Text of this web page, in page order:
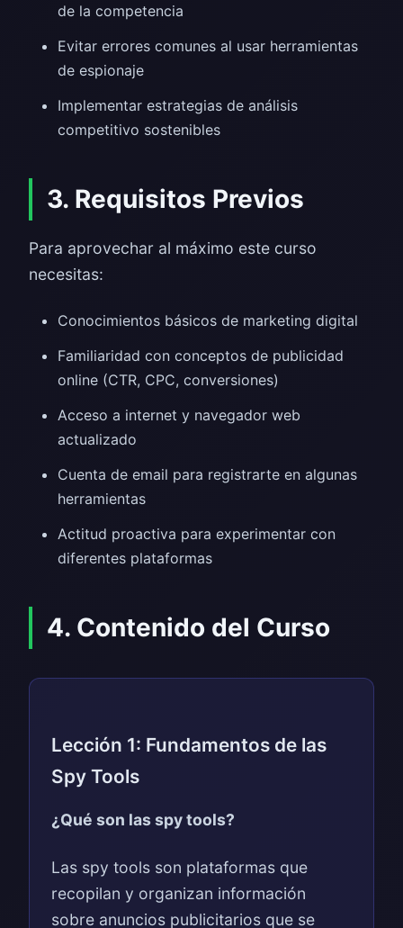
de la competencia
Evitar errores comunes al usar herramientas
de espionaje
Implementar estrategias de análisis
competitivo sostenibles
3. Requisitos Previos
Para aprovechar al máximo este curso
necesitas:
Conocimientos básicos de marketing digital
Familiaridad con conceptos de publicidad
online (CTR, CPC, conversiones)
Acceso a internet y navegador web
actualizado
Cuenta de email para registrarte en algunas
herramientas
Actitud proactiva para experimentar con
diferentes plataformas
4. Contenido del Curso
Lección 1: Fundamentos de las
Spy Tools
¿Qué son las spy tools?
Las spy tools son plataformas que
recopilan y organizan información
sobre anuncios publicitarios que se